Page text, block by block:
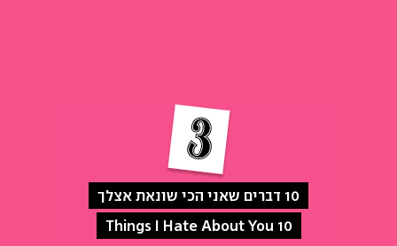
10 דברים שאני הכי שונאת אצלך
10 Things I Hate About You